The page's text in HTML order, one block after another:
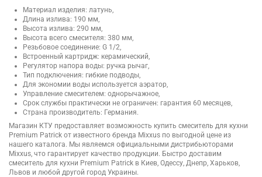
Материал изделия: латунь,
Длина излива: 190 мм,
Высота излива: 290 мм,
Высота всего смесителя: 380 мм,
Резьбовое соединение: G 1/2,
Встроенный картридж: керамический,
Регулятор напора воды: ручка рычаг,
Тип подключения: гибкие подводы,
Для экономии воды используется аэратор,
Управление смесителем: однорычажное,
Срок службы практически не ограничен: гарантия 60 месяцев,
Страна производитель: Германия.
Магазин КТУ предоставляет возможность купить смеситель для кухни
Premium Patrick от известного бренда Mixxus по выгодной цене из
нашего каталога. Мы являемся официальными дистрибьюторами
Mixxus, что гарантирует качество продукции. Быстро доставим
смеситель для кухни Premium Patrick в Киев, Одессу, Днепр, Харьков,
Львов и любой другой город Украины.